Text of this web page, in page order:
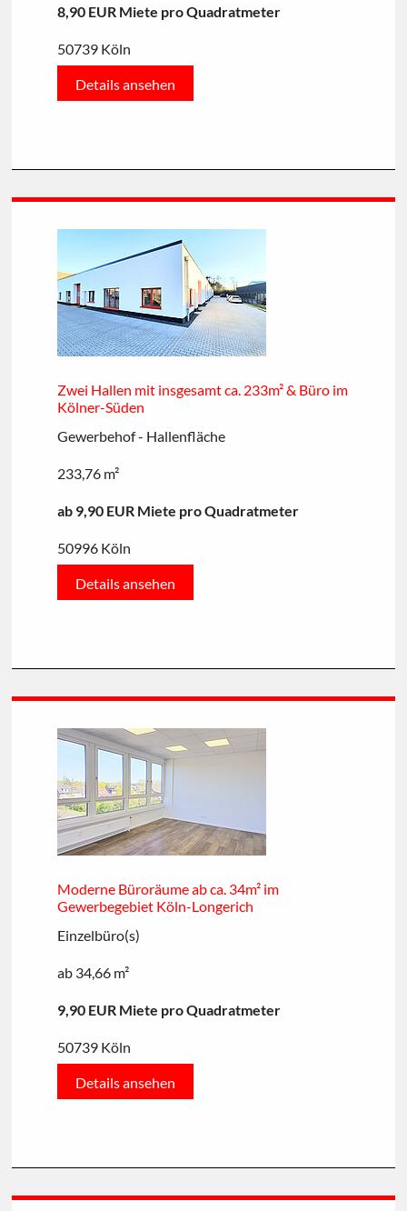
8,90 EUR Miete pro Quadratmeter
50739 Köln
Details ansehen
Zwei Hallen mit insgesamt ca. 233m² & Büro im
Kölner-Süden
Gewerbehof - Hallenfläche
233,76 m²
ab 9,90 EUR Miete pro Quadratmeter
50996 Köln
Details ansehen
Moderne Büroräume ab ca. 34m² im
Gewerbegebiet Köln-Longerich
Einzelbüro(s)
ab 34,66 m²
9,90 EUR Miete pro Quadratmeter
50739 Köln
Details ansehen